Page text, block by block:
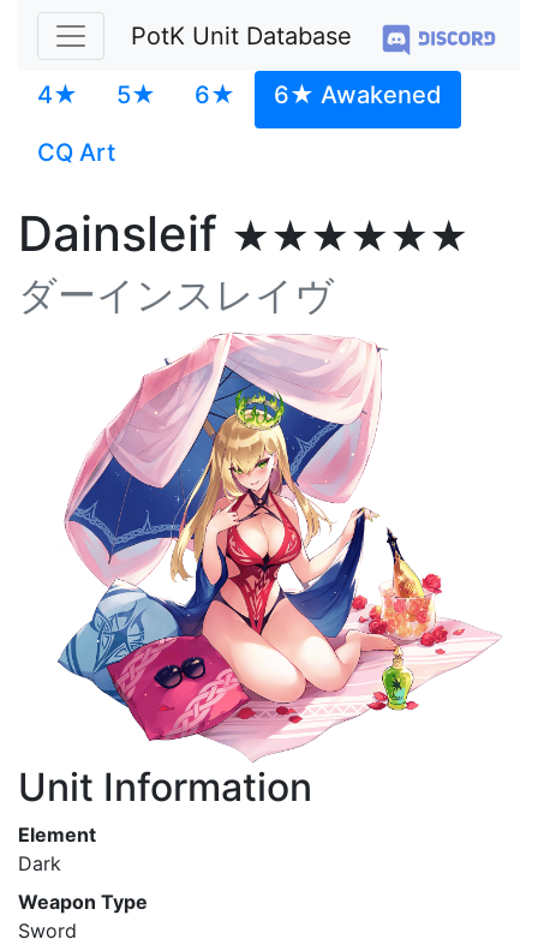
PotK Unit Database
4★ 5★ 6★
6★ Awakened
CQ Art
Dainsleif ★★★★★★
ダーインスレイヴ
Unit Information
Element
Dark
Weapon Type
Sword